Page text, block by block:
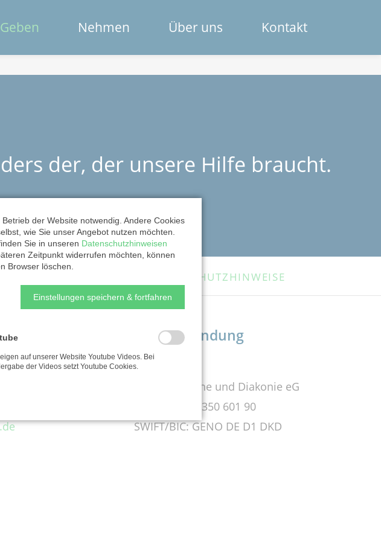
Geben Nehmen Über uns
Erklärfilme
Registrierung für Institutionen
Kontakt
Kontakt
der, der unsere Hilfe braucht.
DATENSCHUTZHINWEISE
0
Bankverbindung
KD-Bank
Bank für Kirche und Diakonie eG
Bankleitzahl: 350 601 90
SWIFT/BIC: GENO DE D1 DKD
der Website notwendig. Andere Cookies
wie Sie unser Angebot nutzen möchten.
Sie in unseren Datenschutzhinweisen
Zeitpunkt widerrufen möchten, können
Browser löschen.
Einstellungen speichern & fortfahren
auf unserer Website Youtube Videos. Bei
der Videos setzt Youtube Cookies.